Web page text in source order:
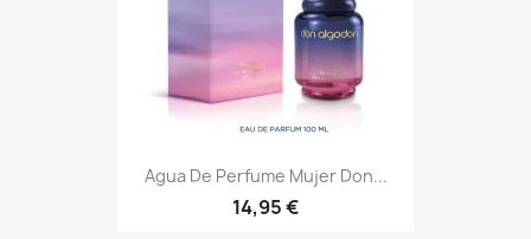
Agua De Perfume Mujer Don...
14,95 €